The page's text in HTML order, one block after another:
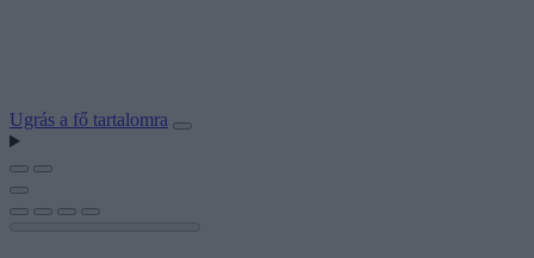
Ugrás a fő tartalomra